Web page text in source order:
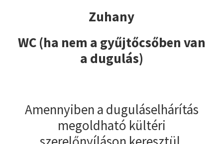
Zuhany
WC (ha nem a gyűjtőcsőben van
a dugulás)
Amennyiben a duguláselhárítás
megoldható kültéri